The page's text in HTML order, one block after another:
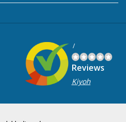
/
Reviews
Kiyoh